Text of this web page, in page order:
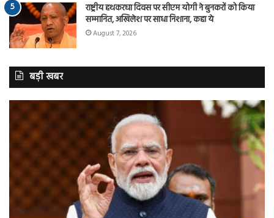
राष्ट्रीय हथकरघा दिवस पर सीएम योगी ने बुनकरों को किया
सम्मानित, अखिलेश पर साधा निशाना, कहा ये
August 7, 2026
बड़ी खबर